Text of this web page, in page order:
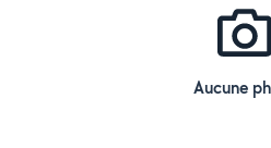
Aucune